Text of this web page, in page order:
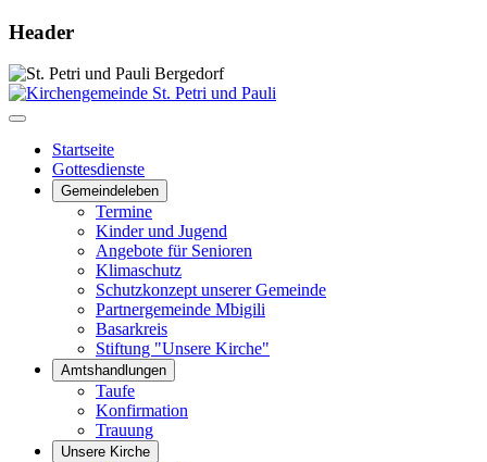
Header
Startseite
Gottesdienste
Gemeindeleben
Termine
Kinder und Jugend
Angebote für Senioren
Klimaschutz
Schutzkonzept unserer Gemeinde
Partnergemeinde Mbigili
Basarkreis
Stiftung "Unsere Kirche"
Amtshandlungen
Taufe
Konfirmation
Trauung
Unsere Kirche